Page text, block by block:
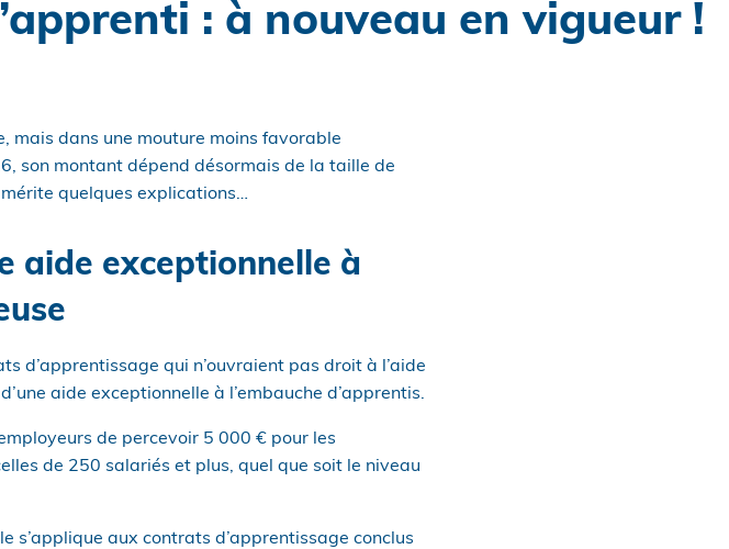
: à nouveau en vigueur !
mais dans une mouture moins favorable
son montant dépend désormais de la taille de
quelques explications…
aide exceptionnelle à
d’apprentissage qui n’ouvraient pas droit à l’aide
aide exceptionnelle à l’embauche d’apprentis.
de percevoir 5 000 € pour les
de 250 salariés et plus, quel que soit le niveau
s’applique aux contrats d’apprentissage conclus